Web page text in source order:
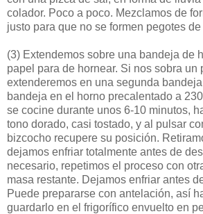
colador. Poco a poco. Mezclamos de
justo para que no se formen pegotes
(3) Extendemos sobre una bandeja de
papel para de hornear. Si nos sobra un
extenderemos en una segunda
bandeja en el horno precalentado a
se cocine durante unos 6-10 minutos,
tono dorado, casi tostado, y al pulsar
bizcocho recupere su posición.
dejamos enfriar totalmente antes de
necesario, repetimos el proceso con
masa restante. Dejamos enfriar antes
Puede prepararse con antelación, así
guardarlo en el frigorífico envuelto en